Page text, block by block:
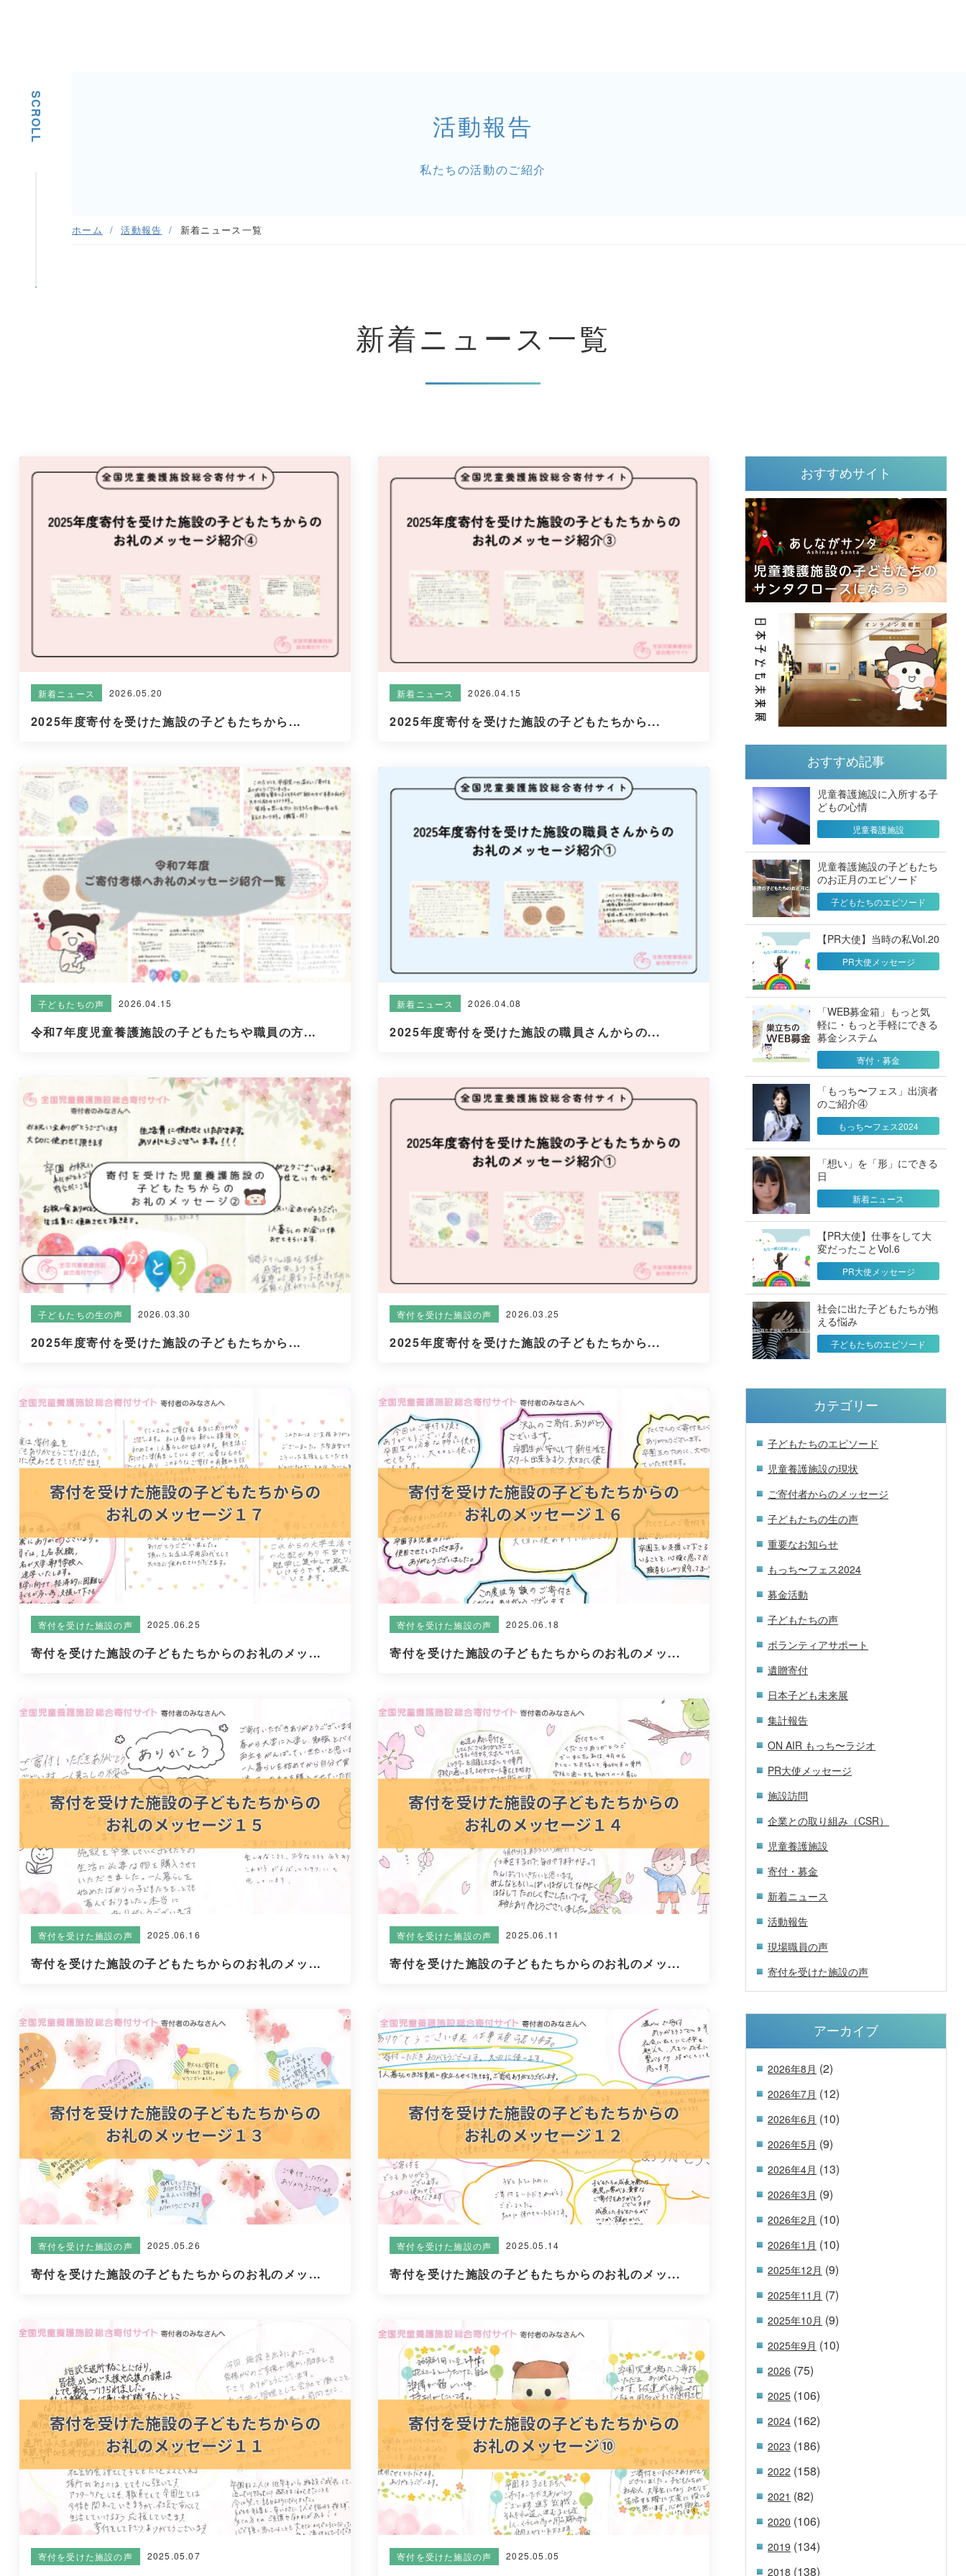
SCROLL 活動報告
私たちの活動のご紹介
ホーム 活動報告 新着ニュース一覧
新着ニュース 一覧
新着ニュース 2026.05.20
2025年度寄付を受けた施設の子どもたちから...
新着ニュース 2026.04.15
2025年度寄付を受けた施設の子どもたちから...
子どもたちの声 2026.04.15
令和7年度児童養護施設の子どもたちや職員の方...
新着ニュース 2026.04.08
2025年度寄付を受けた施設の職員さんからの...
子どもたちの生の声 2026.03.30
2025年度寄付を受けた施設の子どもたちから...
寄付を受けた施設の声 2026.03.25
2025年度寄付を受けた施設の子どもたちから...
寄付を受けた施設の声 2025.06.25
寄付を受けた施設の子どもたちからのお礼のメッ...
寄付を受けた施設の声 2025.06.18
寄付を受けた施設の子どもたちからのお礼のメッ...
寄付を受けた施設の声 2025.06.16
寄付を受けた施設の子どもたちからのお礼のメッ...
寄付を受けた施設の声 2025.06.11
寄付を受けた施設の子どもたちからのお礼のメッ...
寄付を受けた施設の声 2025.05.26
寄付を受けた施設の子どもたちからのお礼のメッ...
寄付を受けた施設の声 2025.05.14
寄付を受けた施設の子どもたちからのお礼のメッ...
寄付を受けた施設の声 2025.05.07 寄付を受けた施設の声 2025.05.05
おすすめサイト
おすすめ記事
児童養護施設に入所する子
どもの心情
児童養護施設
児童養護施設の子どもたち
のお正月のエピソード
子どもたちのエピソード
【PR大使】当時の私Vol.20
PR大使メッセージ
「WEB募金箱」もっと気
軽に・もっと手軽にできる
募金システム
寄付・募金
「もっち〜フェス」出演者
のご紹介④
もっち〜フェス2024
「想い」を「形」にできる
日
新着ニュース
【PR大使】仕事をして大
変だったことVol.6
PR大使メッセージ
社会に出た子どもたちが抱
える悩み
子どもたちのエピソード
カテゴリー
子どもたちのエピソード
児童養護施設の現状
ご寄付者からのメッセージ
子どもたちの生の声
重要なお知らせ
もっち〜フェス2024
募金活動
子どもたちの声
ボランティアサポート
遺贈寄付
日本子ども未来展
集計報告
ON AIR もっち〜ラジオ
PR大使メッセージ
施設訪問
企業との取り組み（CSR）
児童養護施設
寄付・募金
新着ニュース
活動報告
現場職員の声
寄付を受けた施設の声
アーカイブ
2026年8月 (2)
2026年7月 (12)
2026年6月 (10)
2026年5月 (9)
2026年4月 (13)
2026年3月 (9)
2026年2月 (10)
2026年1月 (10)
2025年12月 (9)
2025年11月 (7)
2025年10月 (9)
2025年9月 (10)
2026 (75)
2025 (106)
2024 (162)
2023 (186)
2022 (158)
2021 (82)
2020 (106)
2019 (134)
2018 (138)